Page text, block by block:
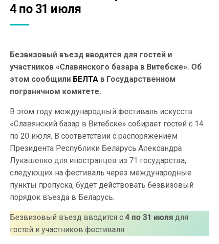
4 по 31 июля
Безвизовый въезд вводится для гостей и
участников «Славянского базара в Витебске». Об
этом сообщили БЕЛТА в Государственном
пограничном комитете.
В этом году международный фестиваль искусств
«Славянский базар в Витебске» собирает гостей с 14
по 20 июля. В соответствии с распоряжением
Президента Республики Беларусь Александра
Лукашенко для иностранцев из 71 государства,
следующих на фестиваль через международные
пункты пропуска, будет действовать безвизовый
порядок въезда в Беларусь.
Безвизовый въезд вводится с 4 по 31 июля для
гостей и участников фестиваля.